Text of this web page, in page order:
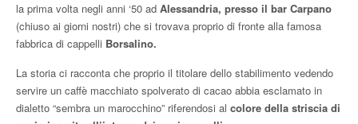
la prima volta negli anni ‘50 ad Alessandria, presso il bar Carpano
(chiuso ai giorni nostri) che si trovava proprio di fronte alla famosa
fabbrica di cappelli Borsalino.
La storia ci racconta che proprio il titolare dello stabilimento vedendo
servire un caffè macchiato spolverato di cacao abbia esclamato in
dialetto “sembra un marocchino” riferendosi al colore della striscia di